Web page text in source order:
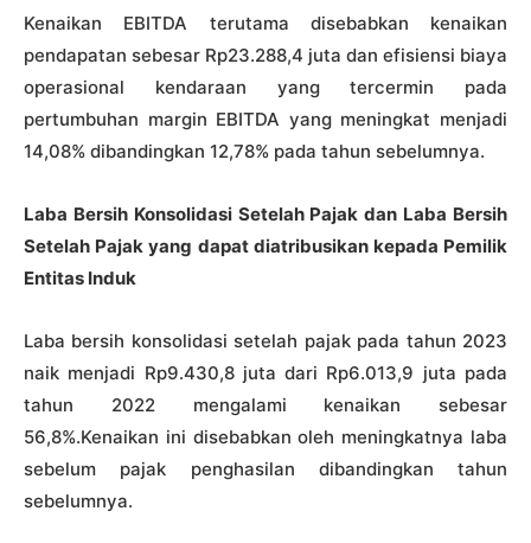
Kenaikan EBITDA terutama disebabkan kenaikan
pendapatan sebesar Rp23.288,4 juta dan efisiensi biaya
operasional kendaraan yang tercermin pada
pertumbuhan margin EBITDA yang meningkat menjadi
14,08% dibandingkan 12,78% pada tahun sebelumnya.
Laba Bersih Konsolidasi Setelah Pajak dan Laba Bersih
Setelah Pajak yang dapat diatribusikan kepada Pemilik
Entitas Induk
Laba bersih konsolidasi setelah pajak pada tahun 2023
naik menjadi Rp9.430,8 juta dari Rp6.013,9 juta pada
tahun 2022 mengalami kenaikan sebesar
56,8%.Kenaikan ini disebabkan oleh meningkatnya laba
sebelum pajak penghasilan dibandingkan tahun
sebelumnya.